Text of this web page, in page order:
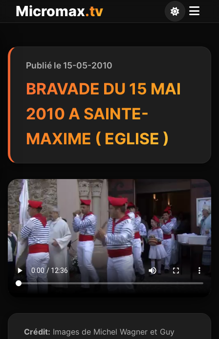
Micromax.tv
Publié le 15-05-2010
BRAVADE DU 15 MAI
2010 A SAINTE-
MAXIME ( EGLISE )
Crédit: Images de Michel Wagner et Guy
Panneau de gestion des cookies